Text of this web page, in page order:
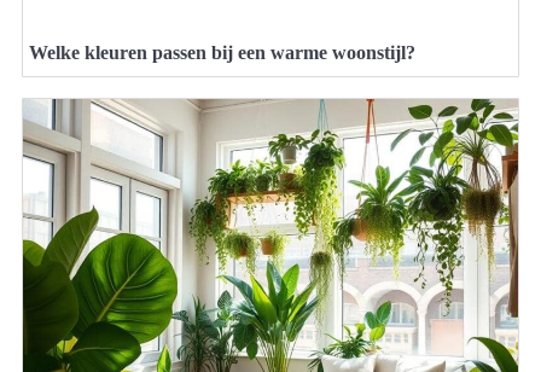
Welke kleuren passen bij een warme woonstijl?